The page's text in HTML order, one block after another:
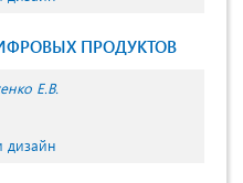
ПРОДУКТОВ
Е.В.
дизайн